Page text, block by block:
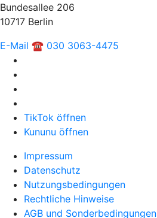
Bundesallee 206
10717 Berlin
E-Mail ☎ 030 3063-4475
TikTok öffnen
Kununu öffnen
Impressum
Datenschutz
Nutzungsbedingungen
Rechtliche Hinweise
AGB und Sonderbedingungen